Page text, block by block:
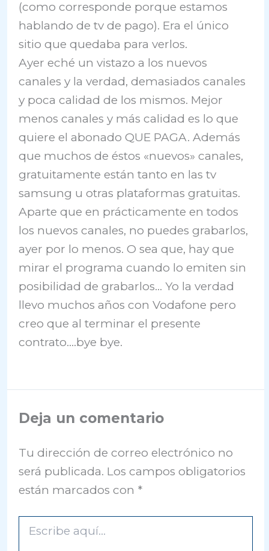
(como corresponde porque estamos
hablando de tv de pago). Era el único
sitio que quedaba para verlos.
Ayer eché un vistazo a los nuevos
canales y la verdad, demasiados canales
y poca calidad de los mismos. Mejor
menos canales y más calidad es lo que
quiere el abonado QUE PAGA. Además
que muchos de éstos «nuevos» canales,
gratuitamente están tanto en las tv
samsung u otras plataformas gratuitas.
Aparte que en prácticamente en todos
los nuevos canales, no puedes grabarlos,
ayer por lo menos. O sea que, hay que
mirar el programa cuando lo emiten sin
posibilidad de grabarlos… Yo la verdad
llevo muchos años con Vodafone pero
creo que al terminar el presente
contrato….bye bye.
Deja un comentario
Tu dirección de correo electrónico no
será publicada. Los campos obligatorios
están marcados con *
aquí...